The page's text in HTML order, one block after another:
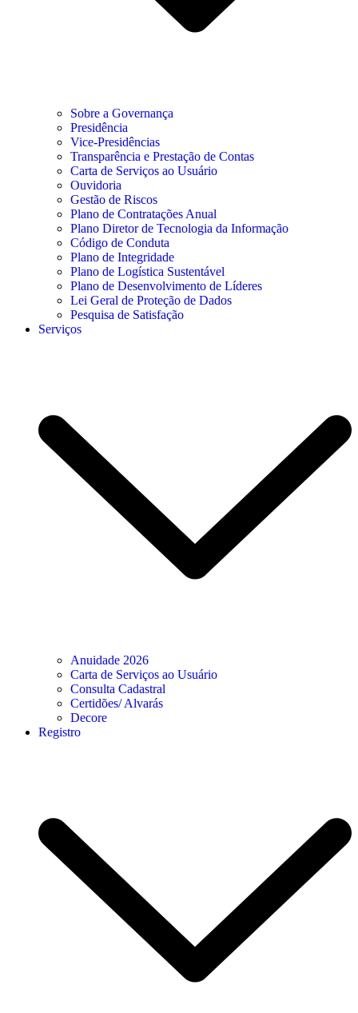
Sobre a Governança
Presidência
Vice-Presidências
Transparência e Prestação de Contas
Carta de Serviços ao Usuário
Ouvidoria
Gestão de Riscos
Plano de Contratações Anual
Plano Diretor de Tecnologia da Informação
Código de Conduta
Plano de Integridade
Plano de Logística Sustentável
Plano de Desenvolvimento de Líderes
Lei Geral de Proteção de Dados
Pesquisa de Satisfação
Serviços
Anuidade 2026
Carta de Serviços ao Usuário
Consulta Cadastral
Certidões/ Alvarás
Decore
Registro